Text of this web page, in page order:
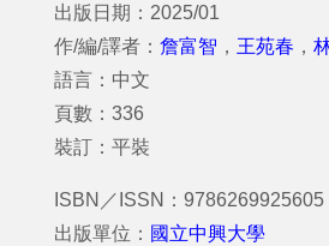
出版日期：2025/01
作/編/譯者： 詹富智 ， 王苑春 ，
語言：中文
頁數：336
裝訂：平裝
ISBN／ISSN：9786269925605
出版單位： 國立中興大學